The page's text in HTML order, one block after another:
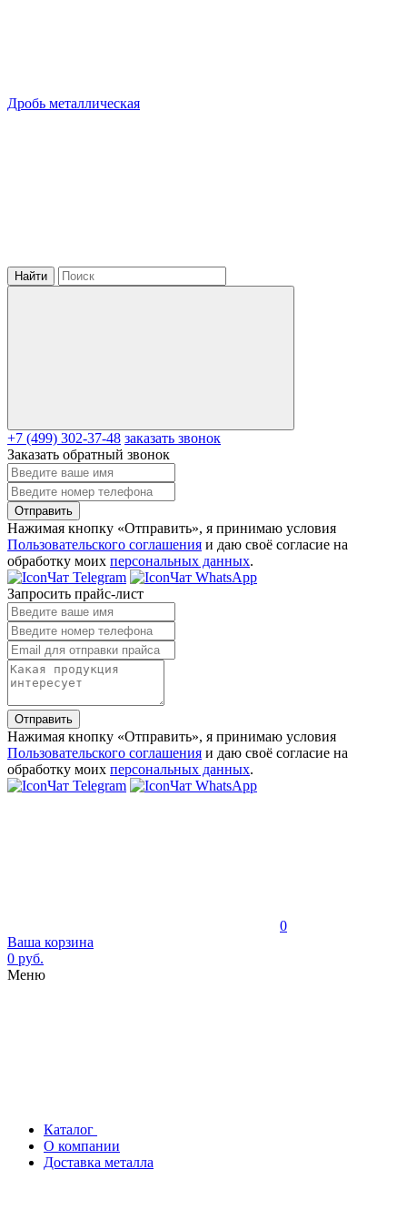
Дробь металлическая
Найти
+7 (499) 302-37-48 заказать звонок
Заказать обратный звонок
Отправить
Нажимая кнопку «Отправить», я принимаю условия
Пользовательского соглашения и даю своё согласие на
обработку моих персональных данных.
Чат Telegram
Чат WhatsApp
Запросить прайс-лист
Отправить
Нажимая кнопку «Отправить», я принимаю условия
Пользовательского соглашения и даю своё согласие на
обработку моих персональных данных.
Чат Telegram
Чат WhatsApp
0
Ваша корзина
0 руб.
Меню
Каталог
О компании
Доставка металла